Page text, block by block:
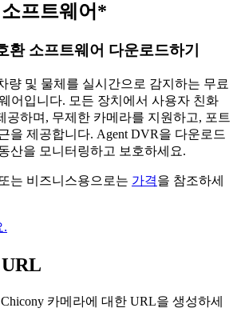
프트웨어*
환 소프트웨어 다운로드하기
량 및 물체를 실시간으로 감지하는 무료
어입니다. 모든 장치에서 사용자 친화
공하며, 무제한 카메라를 지원하고, 포트
을 제공합니다. Agent DVR을 다운로드
산을 모니터링하고 보호하세요.
는 비즈니스용으로는 가격을 참조하세
.
카메라에 대한 URL을 생성하세